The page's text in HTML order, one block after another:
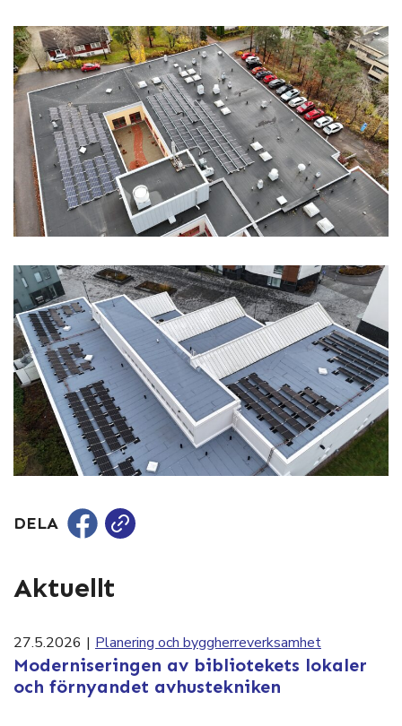
DELA
Aktuellt
27.5.2026 | Planering och byggherreverksamhet
Moderniseringen av bibliotekets lokaler
och förnyandet avhustekniken